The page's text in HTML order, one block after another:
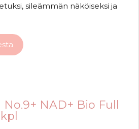
sileämmän näköiseksi ja
NAD+ Bio Full